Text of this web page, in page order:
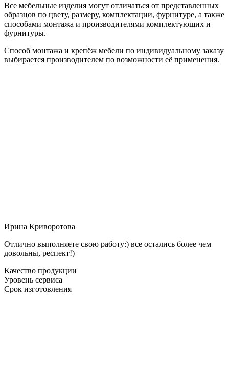
Все мебельные изделия могут отличаться от представленных
образцов по цвету, размеру, комплектации, фурнитуре, а также
способами монтажа и производителями комплектующих и
фурнитуры.
Способ монтажа и крепёж мебели по индивидуальному заказу
выбирается производителем по возможности её применения.
Ирина Криворотова
Отлично выполняете свою работу:) все остались более чем
довольны, респект!)
Качество продукции
Уровень сервиса
Срок изготовления